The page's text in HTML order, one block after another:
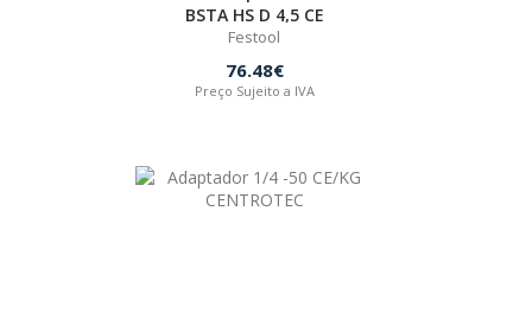
BSTA HS D 4,5 CE
Festool
76.48€
Preço Sujeito a IVA